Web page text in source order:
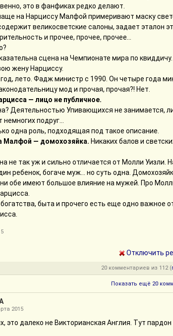
это в фанфиках редко делают.
на Нарциссу Малфой примеривают маску
великосветские салоны, задает эталон
и прочее, прочее, прочее...
сцена на Чемпионате мира по
жену Нарциссу.
лето. Фадж министр с 1990. Он четыре года
мод и прочая, прочая?! Нет.
— лицо не публичное.
Деятельностью Упивающихся не занимается,
подруг...
одна роль, подходящая под такое описание.
Малфой — домохозяйка. Никаких балов и
не так уж и сильно отличается от Молли
ребенок, богаче муж... но суть одна.
обе имеют большое влияние на мужей. Про
быта и прочего есть еще одно важное
Отключить
20 комментариев из 112 (
Показать ещё 20
2015
это далеко не Викторианская Англия. Тут